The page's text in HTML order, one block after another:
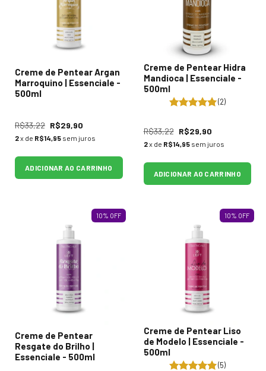
Creme de Pentear Argan
Marroquino | Essenciale -
500ml
R$33,22 R$29,90
2x de R$14,95 sem juros
ADICIONAR AO CARRINHO
Creme de Pentear Hidra
Mandioca | Essenciale -
500ml
(2)
R$33,22 R$29,90
2x de R$14,95 sem juros
ADICIONAR AO CARRINHO
10% OFF
Creme de Pentear
Resgate do Brilho |
Essenciale - 500ml
10% OFF
Creme de Pentear Liso
de Modelo | Essenciale -
500ml
(5)